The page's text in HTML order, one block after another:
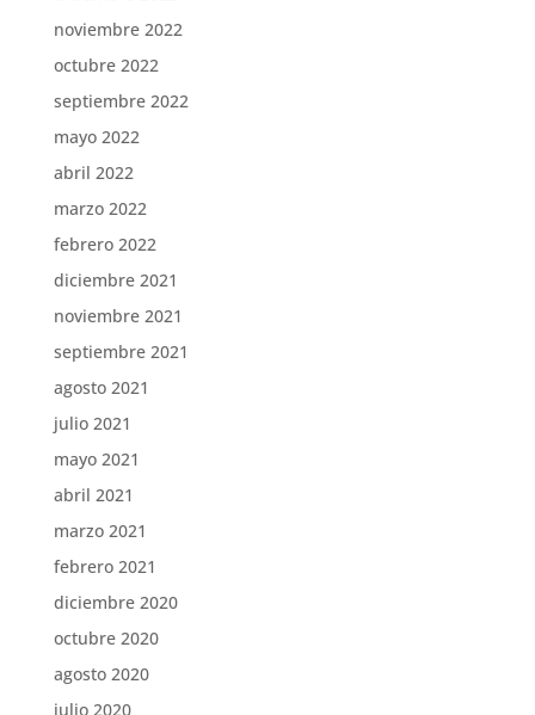
noviembre 2022
octubre 2022
septiembre 2022
mayo 2022
abril 2022
marzo 2022
febrero 2022
diciembre 2021
noviembre 2021
septiembre 2021
agosto 2021
julio 2021
mayo 2021
abril 2021
marzo 2021
febrero 2021
diciembre 2020
octubre 2020
agosto 2020
julio 2020